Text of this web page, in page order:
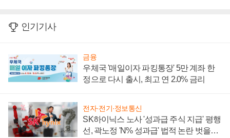
인기기사
금융
우체국 '매일이자 파킹통장' 5만 계좌 한
정으로 다시 출시, 최고 연 2.0% 금리
전자·전기·정보통신
SK하이닉스 노사 '성과급 주식 지급' 평행
선, 곽노정 'N% 성과급' 법적 논란 벗을지